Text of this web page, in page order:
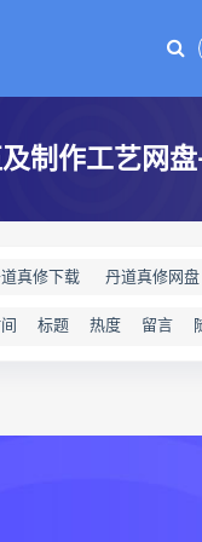
制作工艺网
真修下载 丹道真修网盘
道真修养生术 丹道真修
标题 热度 留言